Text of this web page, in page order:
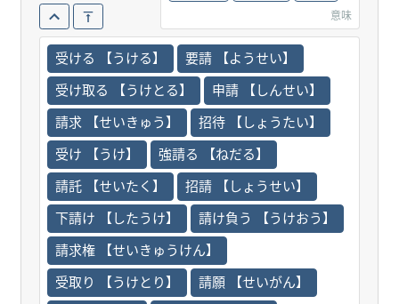
意味
受ける 【うける】
要請 【ようせい】
受け取る 【うけとる】
申請 【しんせい】
請求 【せいきゅう】
招待 【しょうたい】
受け 【うけ】
強請る 【ねだる】
請託 【せいたく】
招請 【しょうせい】
下請け 【したうけ】
請け負う 【うけおう】
請求権 【せいきゅうけん】
受取り 【うけとり】
請願 【せいがん】